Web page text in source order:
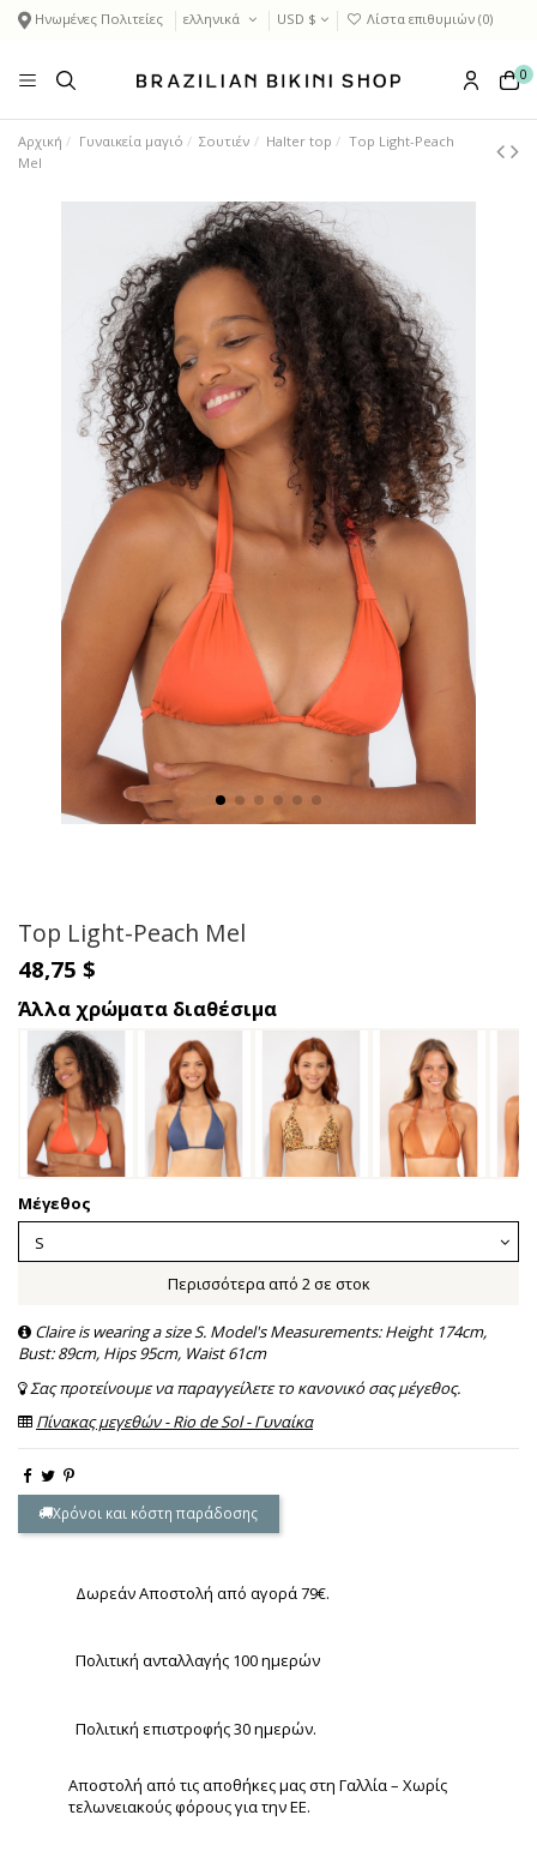
Ηνωμένες Πολιτείες ελληνικά USD $ Λίστα επιθυμιών (0)
0
Αρχική Γυναικεία μαγιό Σουτιέν Halter top
Top Light-Peach
Mel
Top Light-Peach Mel
48,75 $
Άλλα χρώματα διαθέσιμα
Μέγεθος
Περισσότερα από 2 σε στοκ
Claire is wearing a size S. Model's Measurements: Height 174cm,
Bust: 89cm, Hips 95cm, Waist 61cm
Σας προτείνουμε να παραγγείλετε το κανονικό σας μέγεθος.
Πίνακας μεγεθών - Rio de Sol - Γυναίκα
Χρόνοι και κόστη παράδοσης
Δωρεάν Αποστολή από αγορά 79€.
Πολιτική ανταλλαγής 100 ημερών
Πολιτική επιστροφής 30 ημερών.
Αποστολή από τις αποθήκες μας στη Γαλλία – Χωρίς
τελωνειακούς φόρους για την ΕΕ.